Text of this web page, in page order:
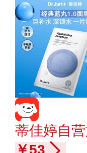
蒂佳婷自
￥53